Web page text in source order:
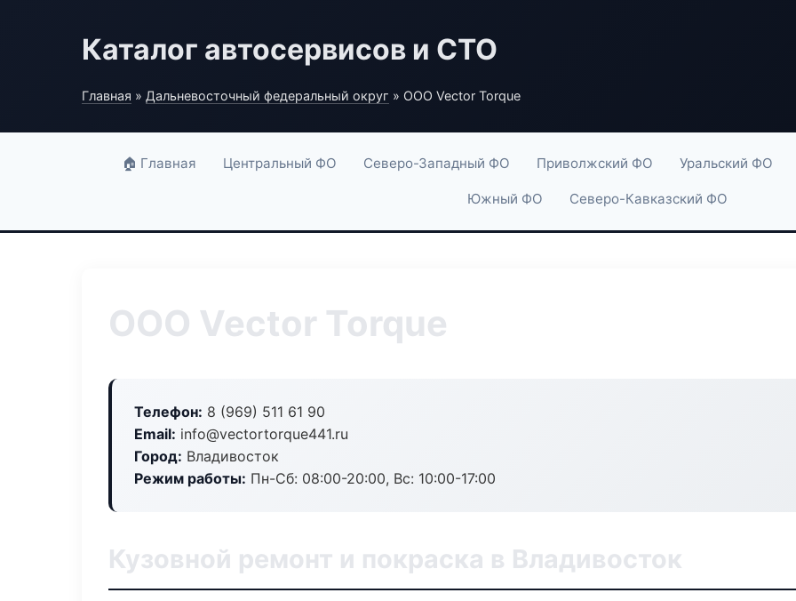
Каталог автосервисов и СТО
Главная » Дальневосточный федеральный округ » ООО Vector Torque
🏠 Главная Центральный ФО Северо-Западный ФО Приволжский ФО Уральский ФО
Южный ФО Северо-Кавказский ФО
ООО Vector Torque
Телефон: 8 (969) 511 61 90
Email: info@vectortorque441.ru
Город: Владивосток
Режим работы: Пн-Сб: 08:00-20:00, Вс: 10:00-17:00
Кузовной ремонт и покраска в Владивосток